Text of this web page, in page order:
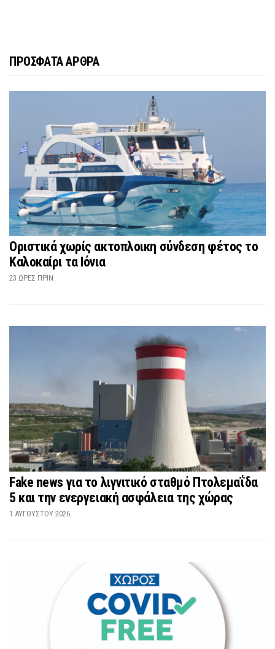
ΠΡΟΣΦΑΤΑ ΑΡΘΡΑ
Οριστικά χωρίς ακτοπλοικη σύνδεση φέτος το
Καλοκαίρι τα Ιόνια
23 ΏΡΕΣ ΠΡΙΝ
Fake news για το λιγνιτικό σταθμό Πτολεμαΐδα
5 και την ενεργειακή ασφάλεια της χώρας
1 ΑΥΓΟΎΣΤΟΥ 2026